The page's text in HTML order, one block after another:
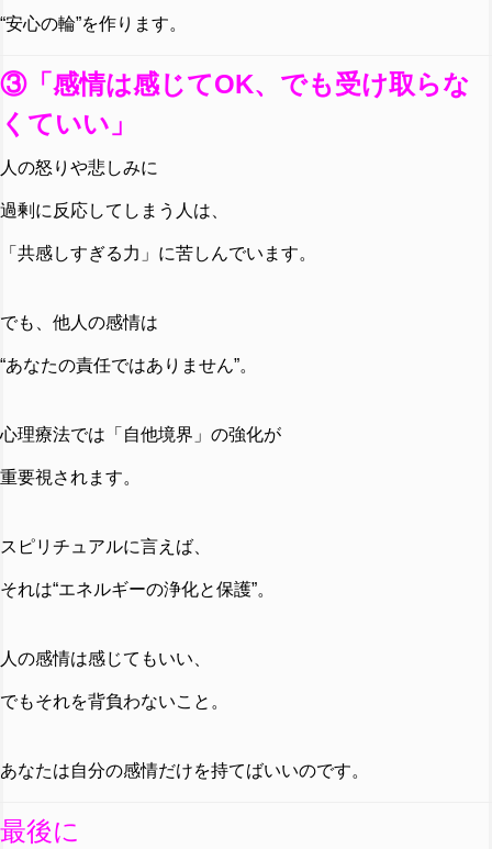
“安心の輪”を作ります。
③「感情は感じてOK、でも受け取らな
くていい」
人の怒りや悲しみに
過剰に反応してしまう人は、
「共感しすぎる力」に苦しんでいます。
でも、他人の感情は
“あなたの責任ではありません”。
心理療法では「自他境界」の強化が
重要視されます。
スピリチュアルに言えば、
それは“エネルギーの浄化と保護”。
人の感情は感じてもいい、
でもそれを背負わないこと。
あなたは自分の感情だけを持てばいいのです。
最後に